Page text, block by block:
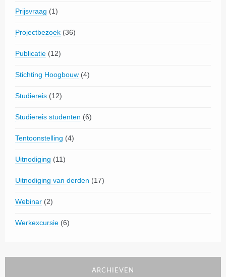
Prijsvraag (1)
Projectbezoek (36)
Publicatie (12)
Stichting Hoogbouw (4)
Studiereis (12)
Studiereis studenten (6)
Tentoonstelling (4)
Uitnodiging (11)
Uitnodiging van derden (17)
Webinar (2)
Werkexcursie (6)
ARCHIEVEN